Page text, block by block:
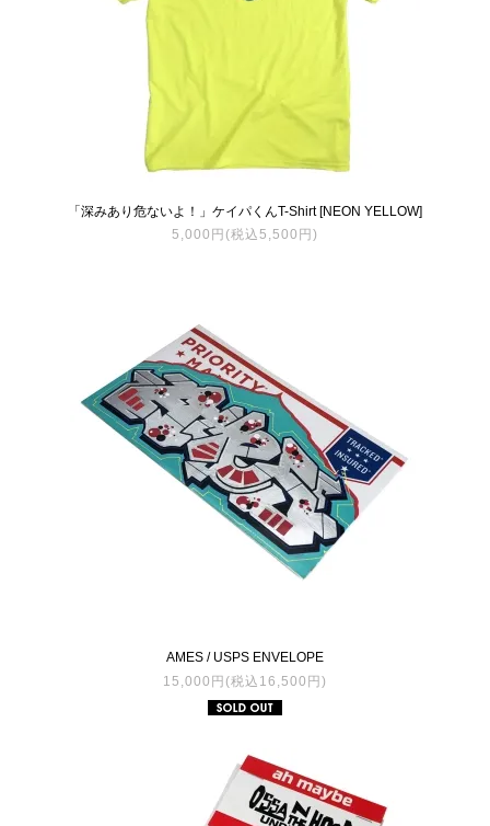
「深みあり危ないよ！」ケイパくんT-Shirt [NEON YELLOW]
5,000円(税込5,500円)
AMES / USPS ENVELOPE
15,000円(税込16,500円)